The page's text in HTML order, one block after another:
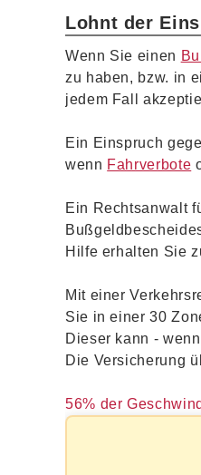
Lohnt der
Wenn Sie einen
zu haben, bzw. in
jedem Fall
Ein Einspruch
wenn Fahrverbote
Ein Rechtsanwalt
Hilfe erhalten Sie
Mit einer
Sie in einer 30
Dieser kann -
Die Versicherung
56% der